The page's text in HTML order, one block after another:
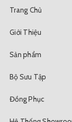
Trang Chủ
Giới Thiệu
Sản phẩm
Bộ Sưu Tập
Đồng Phục